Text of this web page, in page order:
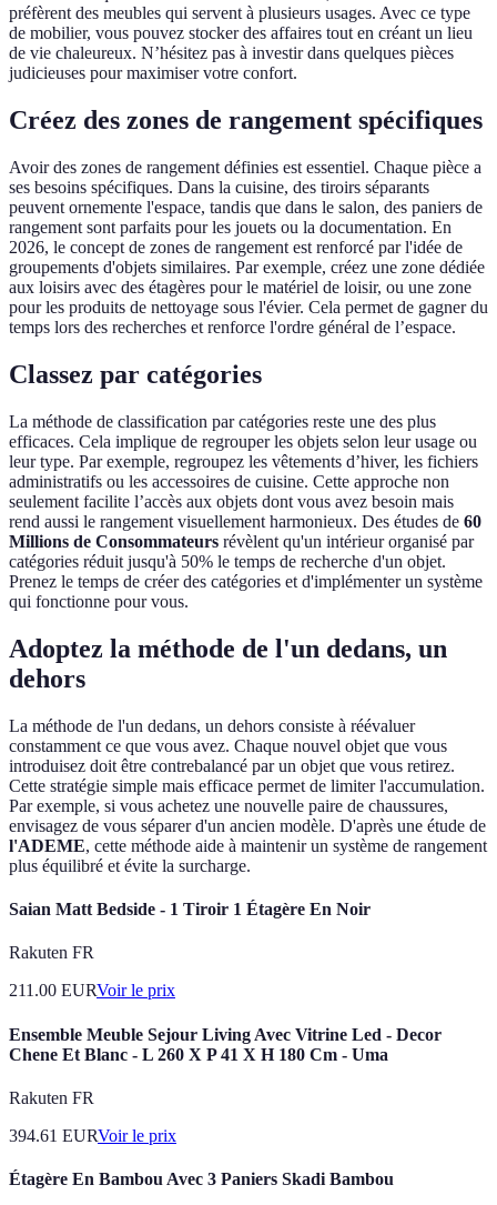
préfèrent des meubles qui servent à plusieurs usages. Avec ce type
de mobilier, vous pouvez stocker des affaires tout en créant un lieu
de vie chaleureux. N’hésitez pas à investir dans quelques pièces
judicieuses pour maximiser votre confort.
Créez des zones de rangement spécifiques
Avoir des zones de rangement définies est essentiel. Chaque pièce a
ses besoins spécifiques. Dans la cuisine, des tiroirs séparants
peuvent ornemente l'espace, tandis que dans le salon, des paniers de
rangement sont parfaits pour les jouets ou la documentation. En
2026, le concept de zones de rangement est renforcé par l'idée de
groupements d'objets similaires. Par exemple, créez une zone dédiée
aux loisirs avec des étagères pour le matériel de loisir, ou une zone
pour les produits de nettoyage sous l'évier. Cela permet de gagner du
temps lors des recherches et renforce l'ordre général de l’espace.
Classez par catégories
La méthode de classification par catégories reste une des plus
efficaces. Cela implique de regrouper les objets selon leur usage ou
leur type. Par exemple, regroupez les vêtements d’hiver, les fichiers
administratifs ou les accessoires de cuisine. Cette approche non
seulement facilite l’accès aux objets dont vous avez besoin mais
rend aussi le rangement visuellement harmonieux. Des études de 60
Millions de Consommateurs révèlent qu'un intérieur organisé par
catégories réduit jusqu'à 50% le temps de recherche d'un objet.
Prenez le temps de créer des catégories et d'implémenter un système
qui fonctionne pour vous.
Adoptez la méthode de l'un dedans, un
dehors
La méthode de l'un dedans, un dehors consiste à réévaluer
constamment ce que vous avez. Chaque nouvel objet que vous
introduisez doit être contrebalancé par un objet que vous retirez.
Cette stratégie simple mais efficace permet de limiter l'accumulation.
Par exemple, si vous achetez une nouvelle paire de chaussures,
envisagez de vous séparer d'un ancien modèle. D'après une étude de
l'ADEME, cette méthode aide à maintenir un système de rangement
plus équilibré et évite la surcharge.
Saian Matt Bedside - 1 Tiroir 1 Étagère En Noir
Rakuten FR
211.00 EURVoir le prix
Ensemble Meuble Sejour Living Avec Vitrine Led - Decor
Chene Et Blanc - L 260 X P 41 X H 180 Cm - Uma
Rakuten FR
394.61 EURVoir le prix
Étagère En Bambou Avec 3 Paniers Skadi Bambou